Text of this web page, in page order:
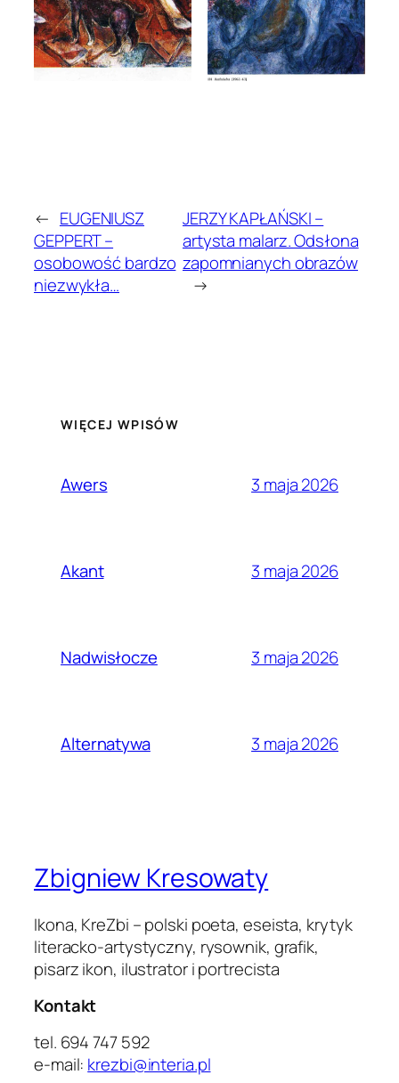
← EUGENIUSZ
GEPPERT –
osobowość bardzo
niezwykła…
JERZY KAPŁAŃSKI –
artysta malarz. Odsłona
zapomnianych obrazów
→
WIĘCEJ WPISÓW
Awers 3 maja 2026
Akant 3 maja 2026
Nadwisłocze 3 maja 2026
Alternatywa 3 maja 2026
Zbigniew Kresowaty
Ikona, KreZbi – polski poeta, eseista, krytyk
literacko-artystyczny, rysownik, grafik,
pisarz ikon, ilustrator i portrecista
Kontakt
tel. 694 747 592
e-mail: krezbi@interia.pl